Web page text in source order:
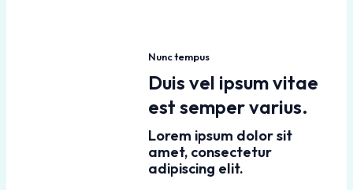
Nunc tempus
Duis vel ipsum vitae
est semper varius.
Lorem ipsum dolor sit
amet, consectetur
adipiscing elit.